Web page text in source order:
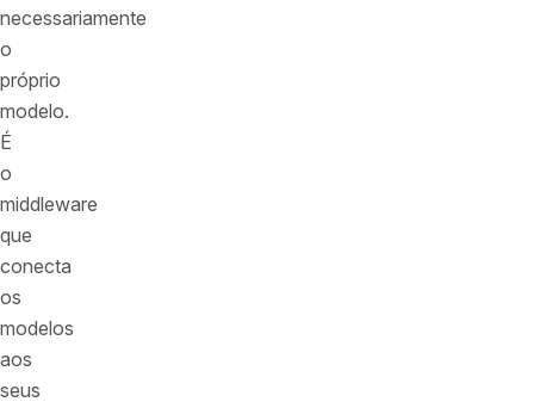
necessariamente
o
próprio
modelo.
É
o
middleware
que
conecta
os
modelos
aos
seus